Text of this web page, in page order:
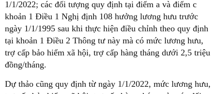
1/1/2022; các đối tượng quy định tại điểm a và điểm c
khoản 1 Điều 1 Nghị định 108 hưởng lương hưu trước
ngày 1/1/1995 sau khi thực hiện điều chỉnh theo quy định
tại khoản 1 Điều 2 Thông tư này mà có mức lương hưu,
trợ cấp bảo hiểm xã hội, trợ cấp hàng tháng dưới 2,5 triệu
đồng/tháng.
Dự thảo cũng quy định từ ngày 1/1/2022, mức lương hưu,